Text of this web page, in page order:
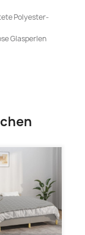
Polyester-
Glasperlen